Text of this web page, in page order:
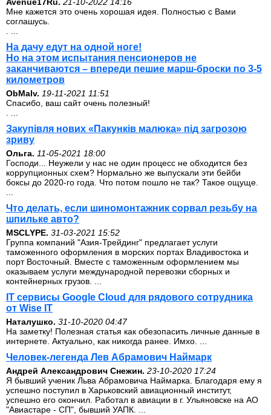
Мне кажется это очень хорошая идея. Полностью с Вами
соглашусь.
На дачу едут на одной ноге!
Но на этом испытания пенсионеров не
заканчиваются – впереди пешие марш-броски по 3-5
километров
ОbMalv. 19-11-2021 11:51
Спасибо, ваш сайт очень полезный!
Закупівля нових «Пакунків малюка» під загрозою
зриву
Ольга. 11-05-2021 18:00
Господи... Неужели у нас не один процесс не обходится без
коррупционных схем? Нормально же выпускали эти бейби
боксы до 2020-го года. Что потом пошло не так? Такое ощуще.
Что делать, если шиномонтажник сорвал резьбу на
шпильке авто?
MSCLYPE. 31-03-2021 15:52
Группа компаний "Азия-Трейдинг" предлагает услуги
таможенного оформления в морских портах Владивостока и
порт Восточный. Вместе с таможенным оформлением мы
оказываем услуги международной перевозки сборных и
контейнерных грузов. ...
IT сервисы Google Cloud для рядового сотрудника
от Wise IT
Наталушко. 31-10-2020 04:47
На заметку! Полезная статья как обезопасить личные данные в
интернете. Актуально, как никогда ранее. Имхо. ...
Человек-легенда Лев Абрамович Наймарк
Андрей Александрович Снежин. 23-10-2020 17:24
Я бывший ученик Льва Абрамовича Наймарка. Благодаря ему я
успешно поступил в Харьковский авиационный институт,
успешно его окончил. Работал в авиации в г. Ульяновске на АО
"Авиастаре - СП", бывший УАПК. ...